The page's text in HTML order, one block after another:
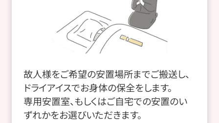
故人様をご希望の安置場所までご搬送し、
ドライアイスでお身体の保全をします。
専用安置室、もしくはご自宅での安置のい
ずれかをお選びいただきます。